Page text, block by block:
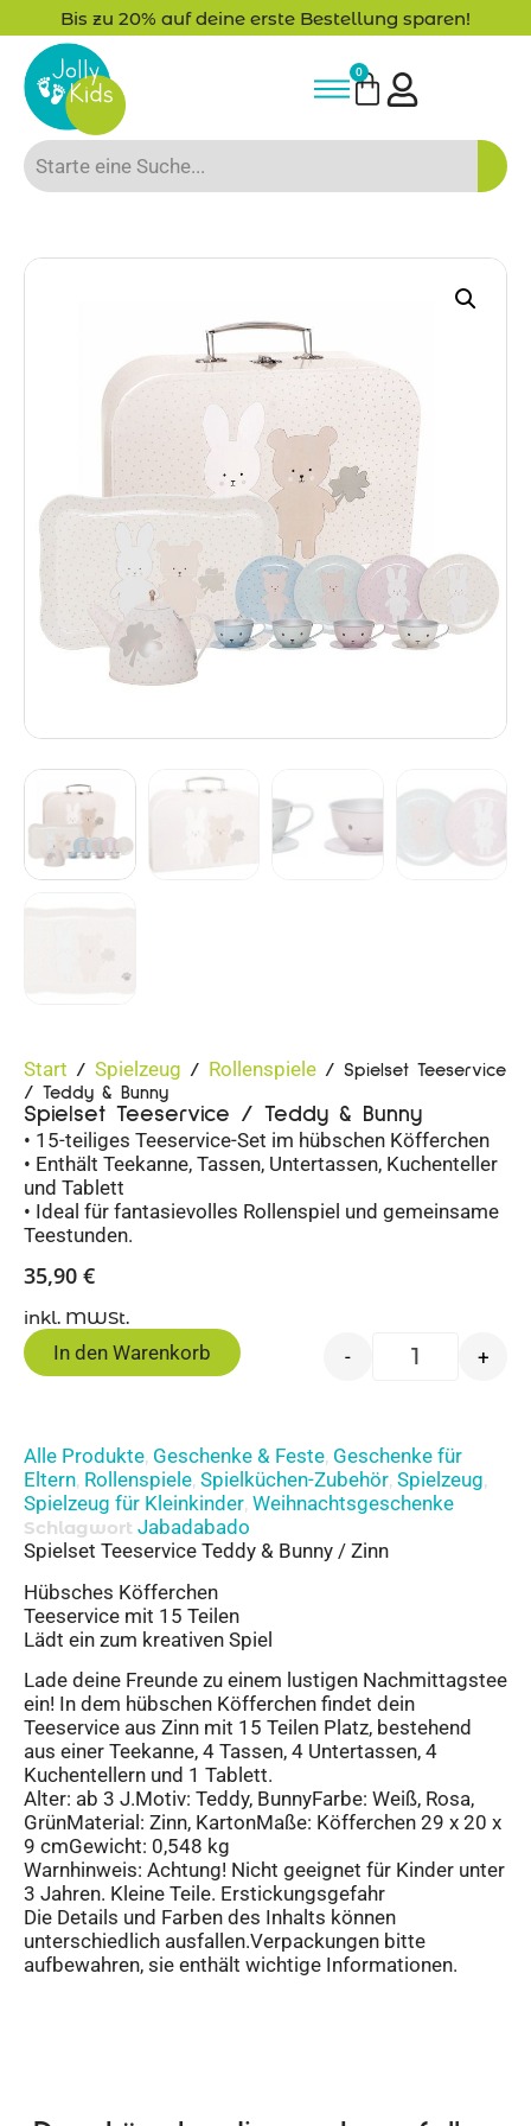
Bis zu 20% auf deine erste Bestellung sparen!
0
Start / Spielzeug / Rollenspiele / Spielset Teeservice
/ Teddy & Bunny
Spielset Teeservice / Teddy & Bunny
• 15-teiliges Teeservice-Set im hübschen Köfferchen
• Enthält Teekanne, Tassen, Untertassen, Kuchenteller
und Tablett
• Ideal für fantasievolles Rollenspiel und gemeinsame
Teestunden.
35,90 €
inkl. MWSt.
- +
In den Warenkorb
Alle Produkte, Geschenke & Feste, Geschenke für
Eltern, Rollenspiele, Spielküchen-Zubehör, Spielzeug,
Spielzeug für Kleinkinder, Weihnachtsgeschenke
Schlagwort Jabadabado
Spielset Teeservice Teddy & Bunny / Zinn
Hübsches Köfferchen
Teeservice mit 15 Teilen
Lädt ein zum kreativen Spiel
Lade deine Freunde zu einem lustigen Nachmittagstee
ein! In dem hübschen Köfferchen findet dein
Teeservice aus Zinn mit 15 Teilen Platz, bestehend
aus einer Teekanne, 4 Tassen, 4 Untertassen, 4
Kuchentellern und 1 Tablett.
Alter: ab 3 J.Motiv: Teddy, BunnyFarbe: Weiß, Rosa,
GrünMaterial: Zinn, KartonMaße: Köfferchen 29 x 20 x
9 cmGewicht: 0,548 kg
Warnhinweis: Achtung! Nicht geeignet für Kinder unter
3 Jahren. Kleine Teile. Erstickungsgefahr
Die Details und Farben des Inhalts können
unterschiedlich ausfallen.Verpackungen bitte
aufbewahren, sie enthält wichtige Informationen.